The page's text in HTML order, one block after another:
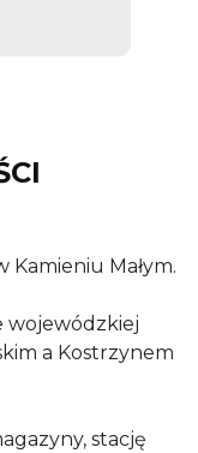
Kamieniu Małym.
wojewódzkiej
a Kostrzynem
stację